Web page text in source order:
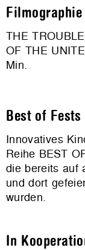
Filmographie
THE
OF THE
Min.
Best of Fests
Innovatives
Reihe BEST
die bereits auf
und dort
wurden.
In